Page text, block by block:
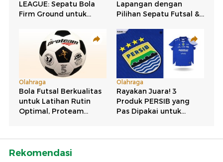
Rekomendasi